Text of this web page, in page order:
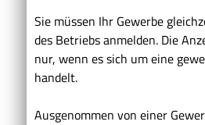
Sie müssen Ihr Gewerbe
des Betriebs anmelden. Die
nur, wenn es sich um eine
handelt.
Ausgenommen von einer